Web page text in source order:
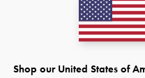
Shop our United States of